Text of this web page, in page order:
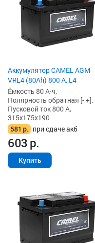
Аккумулятор CAMEL AGM
VRL4 (80Ah) 800 А, L4
Ёмкость 80 А·ч,
Полярность обратная [- +],
Пусковой ток 800 А,
315x175x190
581 р. при сдаче акб
603р.
Купить